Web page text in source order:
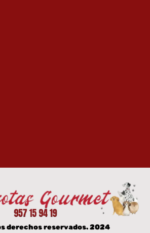
derechos reservados. 2024